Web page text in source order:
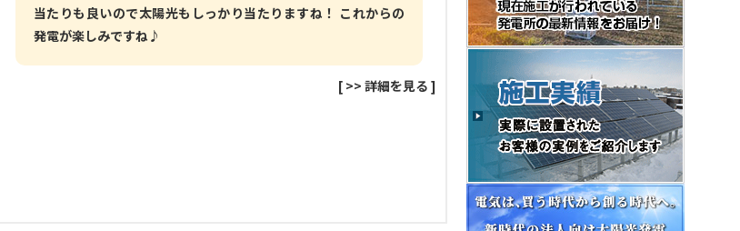
当たりも良いので太陽光もしっかり当たりますね！ これからの
発電が楽しみですね♪
[ >> 詳細を見る ]